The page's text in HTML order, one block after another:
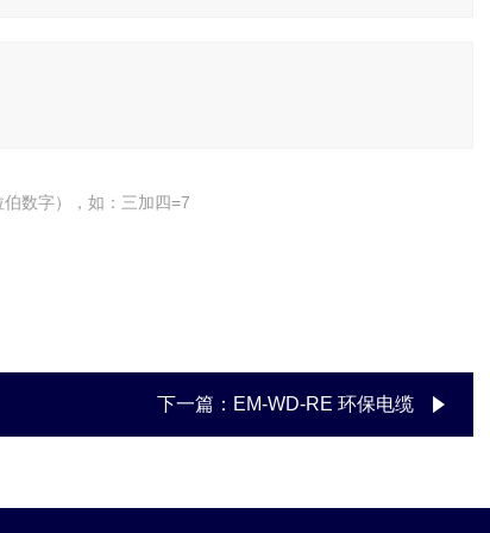
数字），如：三加四=7
下一篇： EM-WD-RE 环保电缆